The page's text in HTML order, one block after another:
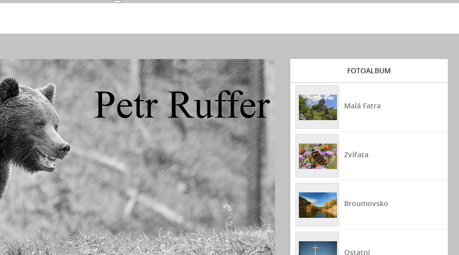
FOTOALBUM
Malá Fatra
Zvířata
Broumovsko
Ostatní